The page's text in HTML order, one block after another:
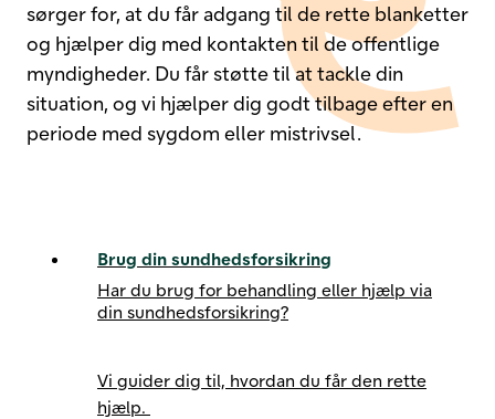
sørger for, at du får adgang til de rette blanketter
og hjælper dig med kontakten til de offentlige
myndigheder. Du får støtte til at tackle din
situation, og vi hjælper dig godt tilbage efter en
periode med sygdom eller mistrivsel.
Brug din sundhedsforsikring
Har du brug for behandling eller hjælp via
din sundhedsforsikring?
Vi guider dig til, hvordan du får den rette
hjælp.